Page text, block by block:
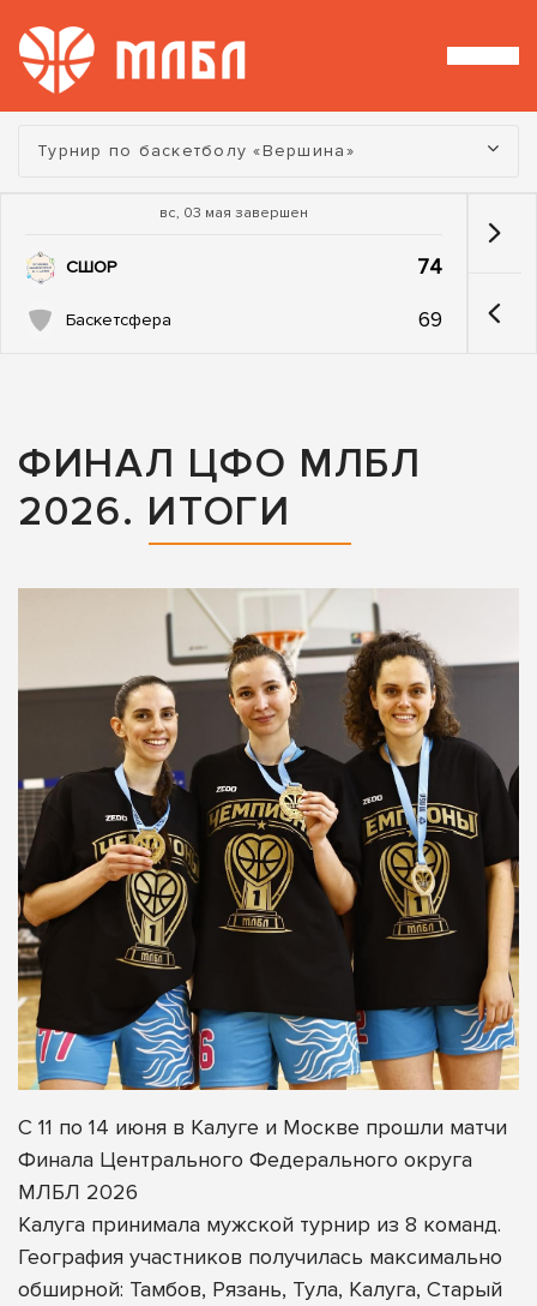
Турнир:
Турнир по баскетболу «Вершина»
вс, 03 мая завершен
СШОР 74
Баскетсфера 69
ФИНАЛ ЦФО МЛБЛ
2026. ИТОГИ
С 11 по 14 июня в Калуге и Москве прошли матчи
Финала Центрального Федерального округа
МЛБЛ 2026
Калуга принимала мужской турнир из 8 команд.
География участников получилась максимально
обширной: Тамбов, Рязань, Тула, Калуга, Старый